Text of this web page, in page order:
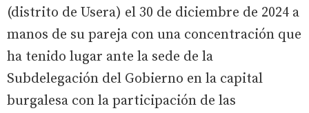
(distrito de Usera) el 30 de diciembre de 2024 a
manos de su pareja con una concentración que
ha tenido lugar ante la sede de la
Subdelegación del Gobierno en la capital
burgalesa con la participación de las